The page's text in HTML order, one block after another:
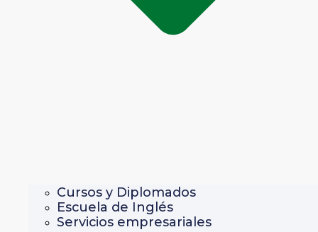
Cursos y Diplomados
Escuela de Inglés
Servicios empresariales